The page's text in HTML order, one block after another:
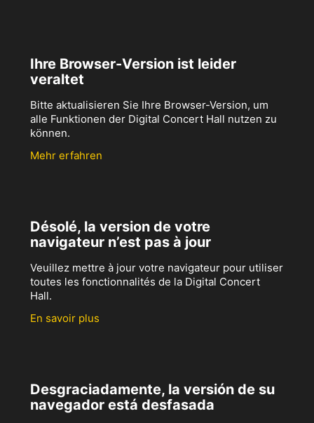
Ihre Browser-Version ist leider
veraltet
Bitte aktualisieren Sie Ihre Browser-Version, um
alle Funktionen der Digital Concert Hall nutzen zu
können.
Mehr erfahren
Désolé, la version de votre
navigateur n’est pas à jour
Veuillez mettre à jour votre navigateur pour utiliser
toutes les fonctionnalités de la Digital Concert
Hall.
En savoir plus
Desgraciadamente, la versión de su
navegador está desfasada